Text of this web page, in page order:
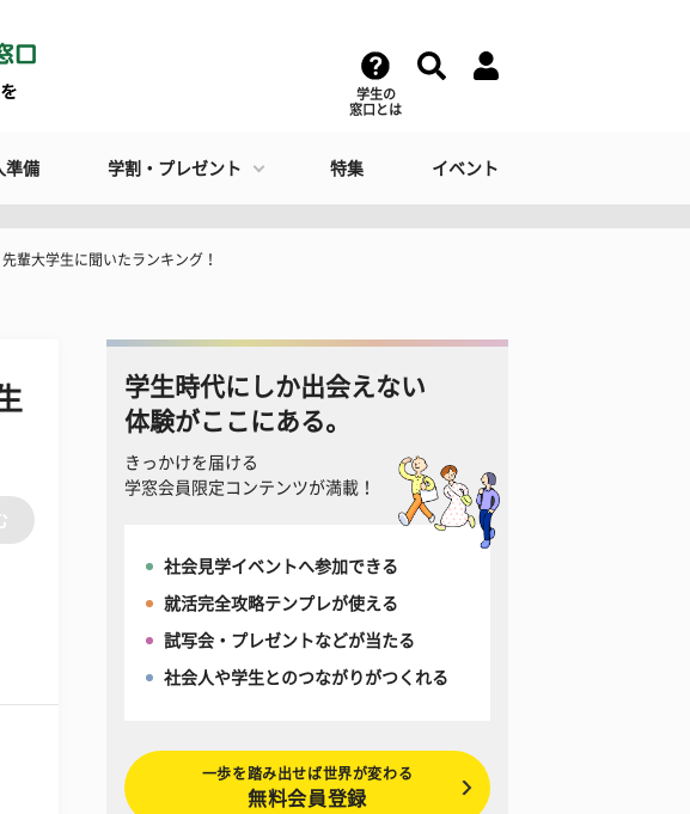
学生の
窓口とは
準備 学割・プレゼント 特集 イベント
輩大学生に聞いたランキング！
学生時代にしか出会えない
体験がここにある。
きっかけを届ける
学窓会員限定コンテンツが満載！
社会見学イベントへ参加できる
就活完全攻略テンプレが使える
試写会・プレゼントなどが当たる
社会人や学生とのつながりがつくれる
一歩を踏み出せば世界が変わる
無料会員登録